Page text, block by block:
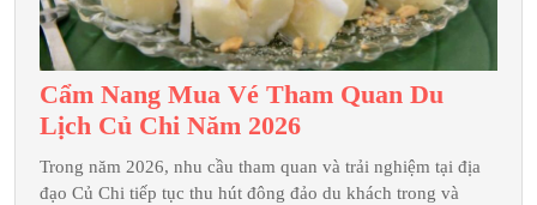
Cẩm Nang Mua Vé Tham Quan Du
Lịch Củ Chi Năm 2026Cẩm
Nang
Mua
Trong năm 2026, nhu cầu tham quan và trải nghiệm tại địa
đạo Củ Chi tiếp tục thu hút đông đảo du khách trong và